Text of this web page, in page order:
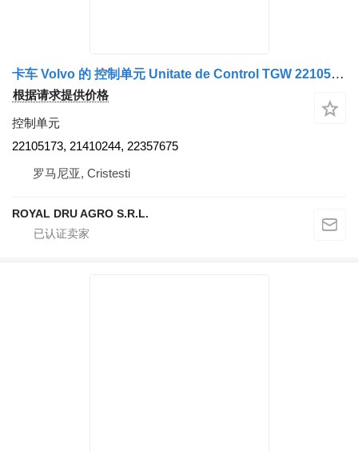
卡车 Volvo 的 控制单元 Unitate de Control TGW 22105173
根据请求提供价格
控制单元
22105173, 21410244, 22357675
罗马尼亚, Cristesti
ROYAL DRU AGRO S.R.L.